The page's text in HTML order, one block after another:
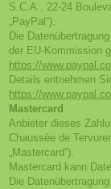
S.C.A., 22-24
„PayPal“).
Die
der EU-Kommission
https://
Details entnehmen
https://
Mastercard
Anbieter dieses
Chaussée de
„Mastercard“).
Mastercard kann
Die